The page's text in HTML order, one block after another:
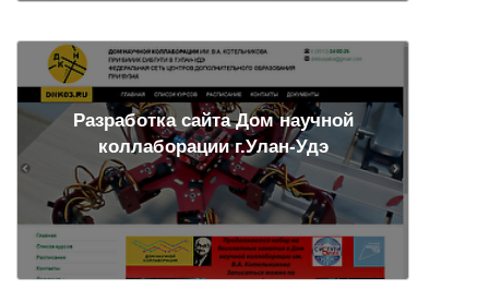
Разработка сайта Дом научной
коллаборации г.Улан-Удэ